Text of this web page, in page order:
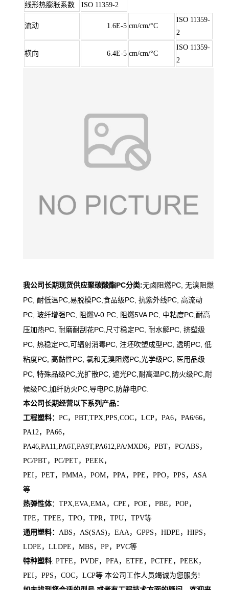
线形热膨胀系数
ISO 11359-2
流动 1.6E-5 cm/cm/°C
ISO 11359-
2
横向 6.4E-5 cm/cm/°C
ISO 11359-
2
我公司长期现货供应聚碳酸酯PC分类:无卤阻燃PC, 无溴阻燃
PC, 耐低温PC,易脱模PC, 食品级PC, 抗紫外线PC, 高流动
PC, 玻纤增强PC, 阻燃V-0 PC, 阻燃5VA PC, 中粘度PC, 耐高
压加热PC, 耐磨耐刮花PC,尺寸稳定PC, 耐水解PC, 挤塑级
PC, 热稳定PC, 可辐射消毒PC, 注坯吹塑成型PC, 透明PC, 低
粘度PC, 高黏性PC, 氯和无溴阻燃PC, 光学级PC, 医用品级
PC, 特殊品级PC,光扩散PC, 遮光PC,耐高温PC,防火级PC, 耐
候级PC,加纤防火PC,导电PC,防静电PC.
本公司长期经营以下系列产品：
工程塑料： PC，PBT,TPX,PPS,COC，LCP，PA6，PA6/66，
PA12，PA66，
PA46,PA11,PA6T,PA9T,PA612,PA/MXD6，PBT，PC/ABS，
PC/PBT，PC/PET，PEEK，
PEI，PET，PMMA，POM，PPA，PPE，PPO，PPS，ASA
等
热弹性体：TPX,EVA,EMA，CPE，POE，PBE，POP，
TPE，TPEE，TPO，TPR，TPU，TPV等
通用塑料： ABS，AS(SAS)，EAA，GPPS，HDPE，HIPS，
LDPE，LLDPE，MBS，PP，PVC等
特种塑料: PTFE，PVDF，PFA，ETFE，PCTFE，PEEK，
PEI，PPS，COC，LCP等 本公司工作人员竭诚为您服务!